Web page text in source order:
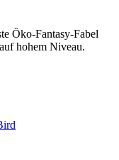
Öko-Fantasy-Fabel
hohem Niveau.